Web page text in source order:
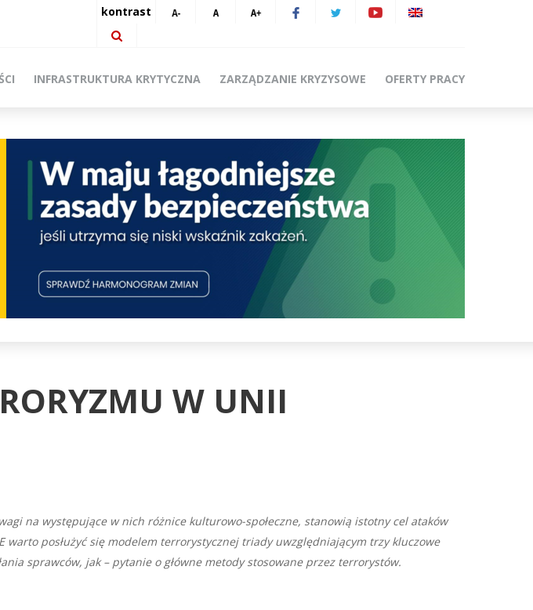
kontrast
INFRASTRUKTURA KRYTYCZNA ZARZĄDZANIE KRYZYSOWE OFERTY PRACY
W UNII
na występujące w nich różnice kulturowo-społeczne, stanowią istotny cel ataków
posłużyć się modelem terrorystycznej triady uwzględniającym trzy kluczowe
sprawców, jak – pytanie o główne metody stosowane przez terrorystów.